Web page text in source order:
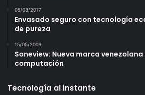
05/08/2017
Envasado seguro con tecnología
de pureza
15/05/2009
Soneview: Nueva marca
computación
Tecnología al instante